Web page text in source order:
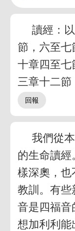
讀經：
節，六至七
十章四至七
三章十二節
我們從
的生命讀
樣深奧，也
教訓。有些
音是四福音
想加利利能